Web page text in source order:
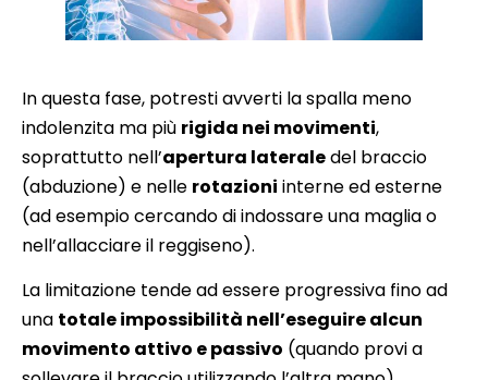
In questa fase, potresti avverti la spalla meno
indolenzita ma più rigida nei movimenti,
soprattutto nell’apertura lateraledel braccio
(abduzione) e nelle rotazioni interne ed esterne
(ad esempio cercando di indossare una maglia o
nell’allacciare il reggiseno).
La limitazione tende ad essere progressiva fino ad
una totale impossibilità nell’eseguire alcun
movimento attivo e passivo (quando provi a